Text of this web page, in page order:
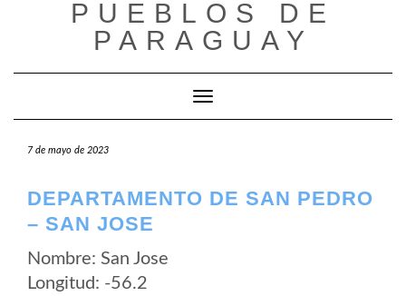
PUEBLOS DE
PARAGUAY
Cambiar modo de navegación
7 de mayo de 2023
DEPARTAMENTO DE SAN PEDRO
– SAN JOSE
Nombre: San Jose
Longitud: -56.2